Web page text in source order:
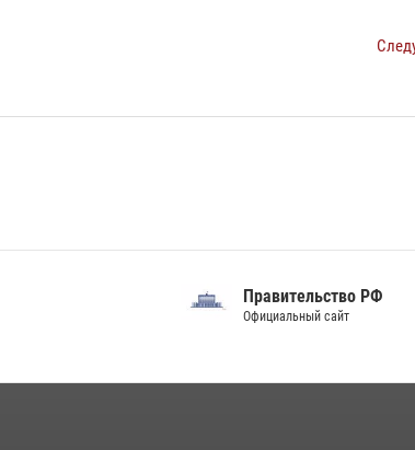
Правительство РФ
Официальный сайт